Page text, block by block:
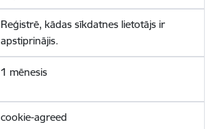
Reģistrē, kādas sīkdatnes lietotājs ir
apstiprinājis.
1 mēnesis
cookie-agreed